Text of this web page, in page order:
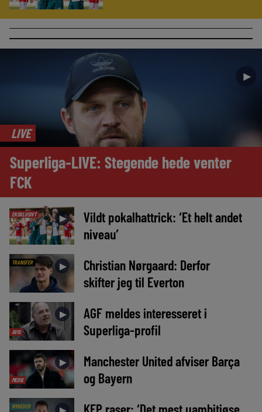
►
LIVE
Superliga-LIVE: Stegende hede venter
FCK
EKSKLUSIVT ►
Vildt pokalhattrick: ‘Et helt andet
niveau’
TRANSFER ►
Christian Nørgaard: Derfor
skifter jeg til Everton
AVIS
►
AGF meldes interesseret i
Superliga-profil
MEDIE
►
Manchester United afviser Barça
og Bayern
NYHEDER